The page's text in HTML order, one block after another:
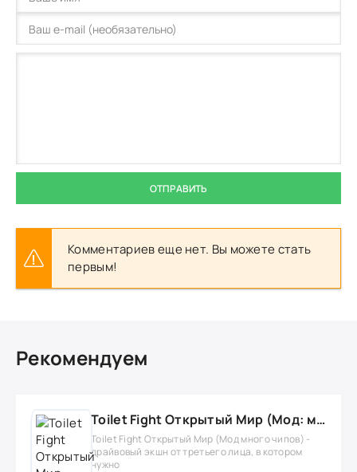
ОТПРАВИТЬ
Комментариев еще нет. Вы можете стать
первым!
Рекомендуем
Toilet Fight Открытый Мир (Мод: много чипов, денег, все открыто, бессмертие, урон, 50+ читов)
Toilet Fight Открытый Мир (Мод много чипов) -
драйвовый экшн от третьего лица, в котором
нужно